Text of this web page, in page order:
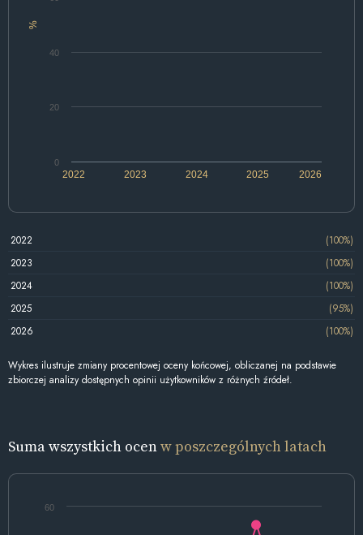
%
2022 2024 2026
2023 2025
0
20
40
2022
(100%)
2023
(100%)
2024
(100%)
2025
(95%)
2026
(100%)
Wykres ilustruje zmiany procentowej oceny końcowej, obliczanej na podstawie
zbiorczej analizy dostępnych opinii użytkowników z różnych źródeł.
Suma wszystkich ocenw poszczególnych latach
60